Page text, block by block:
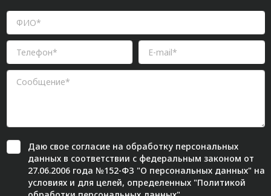
Даю свое согласиена обработку персональных
данных в соответствии с федеральным законом от
27.06.2006 года №152-ФЗ "О персональных данных" на
условиях и для целей, определенных "Политикой